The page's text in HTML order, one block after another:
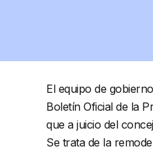
El equipo de
Boletín Oficial de la
que a juicio del
Se trata de la